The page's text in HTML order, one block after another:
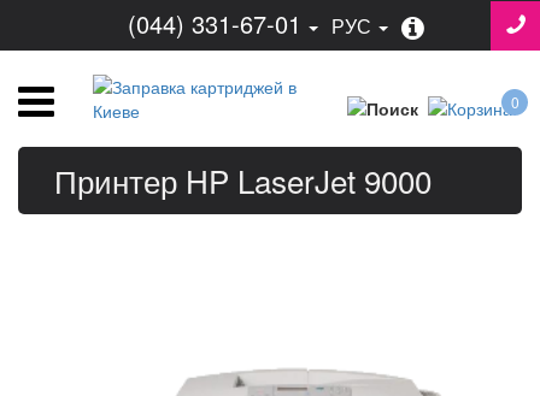
(044) 331-67-01 РУС
0
Принтер HP LaserJet 9000